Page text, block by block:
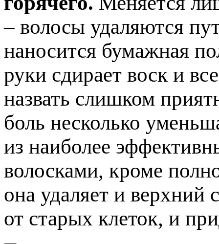
– волосы удаляются
наносится бумажная
руки сдирает воск и
назвать слишком
боль несколько
из наиболее
волосками, кроме
она удаляет и верхний
от старых клеток, и